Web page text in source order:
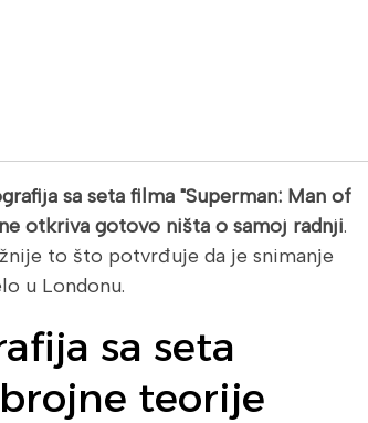
sa seta filma "Superman: Man of
otkriva gotovo ništa o samoj radnji.
to što potvrđuje da je snimanje
u Londonu.
sa seta
teorije